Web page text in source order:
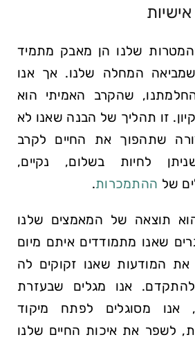
שלנו הן מאבק מתמיד
המחלה שלנו. אך אנו
שהקרב האמיתי הוא
זו תהליך של הבנה שאנו לא
שתהפוך את החיים לקרב
לחיות בשלום, נקיים,
של ההתמכרות.
תוצאה של המאמצים שלנו
שאנו מתמודדים איתם מיום
את המודעות שאנו זקוקים לה
אנו מגלים שבעזרת
אנו מסוגלים לפתח מיקוד
לשפר את איכות החיים שלנו